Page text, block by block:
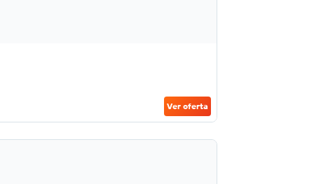
Ver oferta